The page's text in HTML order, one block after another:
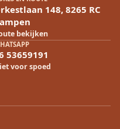
148, 8265 RC
bekijken
53659191
voor spoed